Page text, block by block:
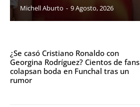
Michell Aburto - 9 Agosto, 2026
¿Se casó Cristiano Ronaldo con
Georgina Rodríguez? Cientos de fans
colapsan boda en Funchal tras un
rumor